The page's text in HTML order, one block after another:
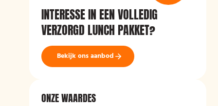
INTERESSE IN EEN VOLLEDIG
VERZORGD LUNCH PAKKET?
Bekijk ons aanbod
ONZE WAARDES